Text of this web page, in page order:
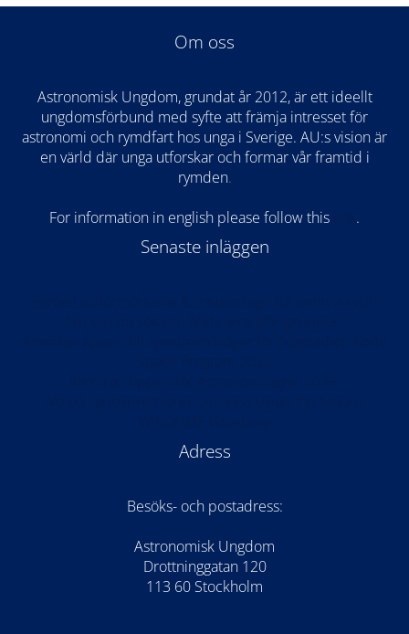
Om oss
Astronomisk Ungdom, grundat år 2012, är ett ideellt
ungdomsförbund med syfte att främja intresset för
astronomi och rymdfart hos unga i Sverige. AU:s vision är
en värld där unga utforskar och formar vår framtid i
rymden.
For information in english please follow this
.
Senaste inläggen
Adress
Besöks- och postadress:
Astronomisk Ungdom
Drottninggatan 120
113 60 Stockholm